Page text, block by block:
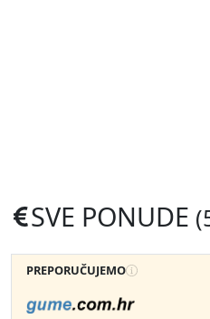
SVE PONUDE
PREPORUČUJEMO